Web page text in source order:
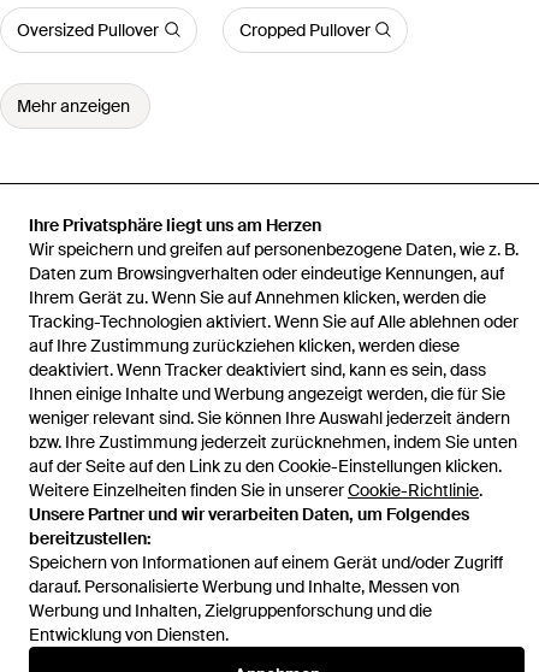
Ihre Privatsphäre liegt uns am Herzen
Wir speichern und greifen auf personenbezogene Daten, wie z. B.
Daten zum Browsingverhalten oder eindeutige Kennungen, auf
Ihrem Gerät zu. Wenn Sie auf Annehmen klicken, werden die
Tracking-Technologien aktiviert. Wenn Sie auf Alle ablehnen oder
auf Ihre Zustimmung zurückziehen klicken, werden diese
deaktiviert. Wenn Tracker deaktiviert sind, kann es sein, dass
Ihnen einige Inhalte und Werbung angezeigt werden, die für Sie
weniger relevant sind. Sie können Ihre Auswahl jederzeit ändern
bzw. Ihre Zustimmung jederzeit zurücknehmen, indem Sie unten
auf der Seite auf den Link zu den Cookie-Einstellungen klicken.
Weitere Einzelheiten finden Sie in unsererCookie-Richtlinie.
Unsere Partner und wir verarbeiten Daten, um Folgendes
bereitzustellen:
Speichern von Informationen auf einem Gerät und/oder Zugriff
darauf. Personalisierte Werbung und Inhalte, Messen von
Werbung und Inhalten, Zielgruppenforschung und die
Entwicklung von Diensten.
Oversized Pullover Cropped Pullover
Mehr anzeigen
Startseite Damen Strickwaren
Maison Mihara Yasuhiro
Strickwaren
Pullover Im Layering-Look
Hilfe und Informationen